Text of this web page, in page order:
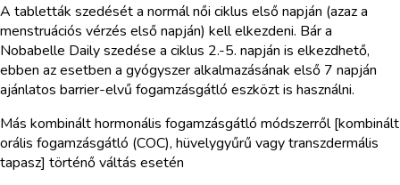
A tabletták szedését a normál női ciklus első napján (azaz a
menstruációs vérzés első napján) kell elkezdeni. Bár a
Nobabelle Daily szedése a ciklus 2.-5. napján is elkezdhető,
ebben az esetben a gyógyszer alkalmazásának első 7 napján
ajánlatos barrier-elvű fogamzásgátló eszközt is használni.
Más kombinált hormonális fogamzásgátló módszerről [kombinált
orális fogamzásgátló (COC), hüvelygyűrű vagy transzdermális
tapasz] történő váltás esetén